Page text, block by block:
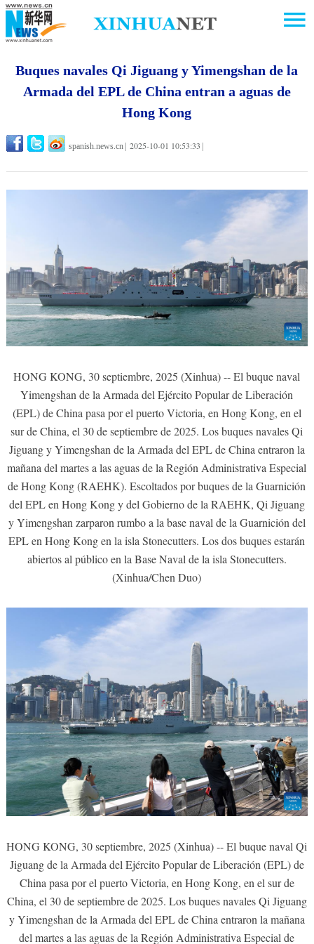
Buques navales Qi Jiguang y Yimengshan de la
Armada del EPL de China entran a aguas de
Hong Kong
spanish.news.cn 2025-10-01 10:53:33
HONG KONG, 30 septiembre, 2025 (Xinhua) -- El buque naval
Yimengshan de la Armada del Ejército Popular de Liberación
(EPL) de China pasa por el puerto Victoria, en Hong Kong, en el
sur de China, el 30 de septiembre de 2025. Los buques navales Qi
Jiguang y Yimengshan de la Armada del EPL de China entraron la
mañana del martes a las aguas de la Región Administrativa Especial
de Hong Kong (RAEHK). Escoltados por buques de la Guarnición
del EPL en Hong Kong y del Gobierno de la RAEHK, Qi Jiguang
y Yimengshan zarparon rumbo a la base naval de la Guarnición del
EPL en Hong Kong en la isla Stonecutters. Los dos buques estarán
abiertos al público en la Base Naval de la isla Stonecutters.
(Xinhua/Chen Duo)
HONG KONG, 30 septiembre, 2025 (Xinhua) -- El buque naval Qi
Jiguang de la Armada del Ejército Popular de Liberación (EPL) de
China pasa por el puerto Victoria, en Hong Kong, en el sur de
China, el 30 de septiembre de 2025. Los buques navales Qi Jiguang
y Yimengshan de la Armada del EPL de China entraron la mañana
del martes a las aguas de la Región Administrativa Especial de